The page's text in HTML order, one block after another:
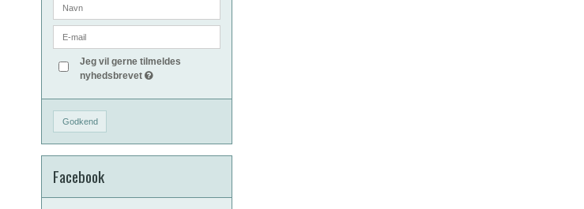
Jeg vil gerne tilmeldes
nyhedsbrevet
Godkend
Facebook